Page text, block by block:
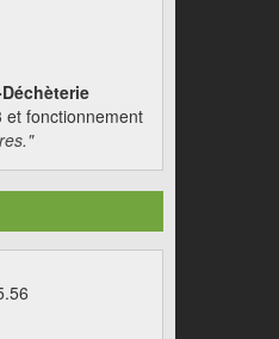
et fonctionnement